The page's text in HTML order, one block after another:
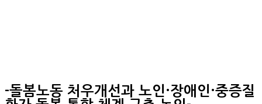
-돌봄노동 처우개선과 노인·장애인·중증질